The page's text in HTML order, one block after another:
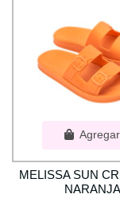
Agregar
MELISSA SUN
NARANJA